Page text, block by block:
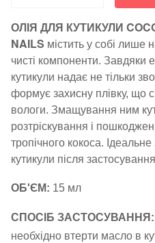
ОЛІЯ ДЛЯ КУТИКУЛИ
NAILS містить у собі лише
чисті компоненти. Завдяки
кутикули надає не тільки
формує захисну плівку, що
вологи. Змащування ним
розтріскування і
тропічного кокоса.
кутикули після
ОБ'ЄМ: 15 мл
СПОСІБ ЗАСТОСУВАННЯ:
необхідно втерти масло в